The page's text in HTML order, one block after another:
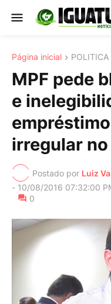
Página inicial POLITICA
MPF pede
e
irregular no
Postado por Luiz
- 10/08/2016 07:32:00
0